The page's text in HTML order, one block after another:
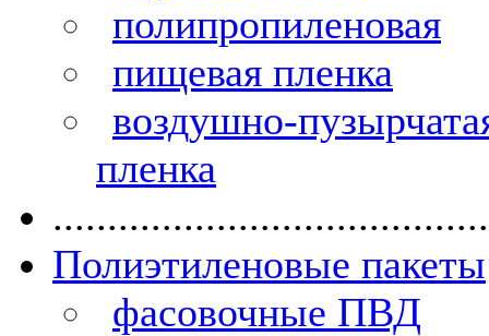
полипропиленовая
пищевая пленка
воздушно-
пленка
Полиэтиленовые пакеты
фасовочные ПВД